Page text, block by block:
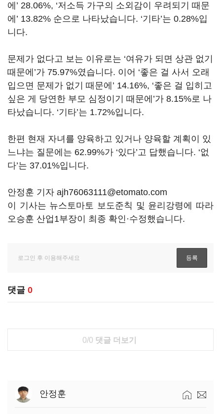
에’ 28.06%, ‘저소득 가구의 소외감이 우려되기 때문
에’ 13.82% 순으로 나타났습니다. ‘기타’는 0.28%입
니다.
문제가 없다고 보는 이유로는 ‘여유가 되면 상관 없기
때문에’가 75.97%였습니다. 이어 ‘좋은 걸 사서 오래
입으면 문제가 없기 때문에’ 14.16%, ‘좋은 걸 입히고
싶은 게 당연한 부모 심정이기 때문에’가 8.15%로 나
타났습니다. ‘기타’는 1.72%입니다.
한편 현재 자녀를 양육하고 있거나 양육할 계획이 있
느냐는 질문에는 62.99%가 ‘있다’고 답했습니다. ‘없
다’는 37.01%입니다.
안정훈 기자 ajh76063111@etomato.com
이 기사는 뉴스토마토 보도준칙 및 윤리강령에 따라
오승훈 산업1부장이 최종 확인·수정했습니다.
댓글 0
0/0 댓글 더보기
안정훈